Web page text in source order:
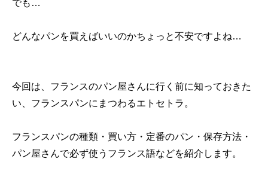
でも…
どんなパンを買えばいいのかちょっと不安ですよね…
今回は、フランスのパン屋さんに行く前に知っておきた
い、フランスパンにまつわるエトセトラ。
フランスパンの種類・買い方・定番のパン・保存方法・
パン屋さんで必ず使うフランス語などを紹介します。